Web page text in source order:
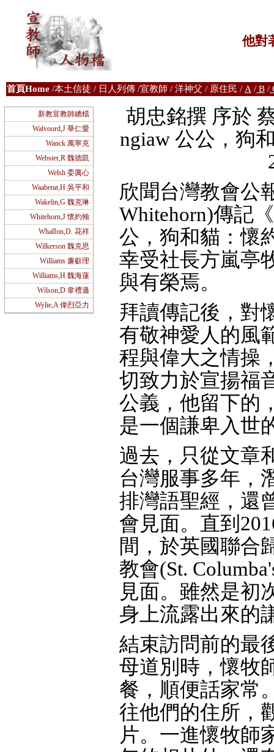
他對
首頁Home /本土信徒 / 日人列傳 /宣教師 / 洋神父 / 原住民 / A / B /
新教宣教師總檔
Walvoord,J 華仁愛
Wanck 萬寧克
Webster,R 魏德凱
Welsh 委厲心
Waabenø,H 吳平和
Wakelin,G 魏克琳
Whitehorn,J 懷約翰
WhalIon,D. 花祥
Wilkerson 魏克思
Williams 廉叡理
Williams,H 魏海蓮
Wilson,D 韋禮遜
Wylie,A 偉烈亞力
胡忠銘撰 序於
ngiaw 公公，狗
欣聞台灣教會公
Whitehorn)傳記
公，狗和貓：懷
幸受社長方嵐亭
與有榮焉。
拜讀傳記後，對
有敬神愛人的
程與偉大之情操
切致力於宣揚福
公義，他留下的
是一個謙卑入世
過去，只從文
台灣服事多年，
排灣語聖經，還
會見面。直到
間，於英國聯合
教會(St.
見面。雖然是初
身上流露出來的
結束訪問前的最
母道別時，懷牧
餐，順便話家常
往他們的住所，
片。一進懷牧師